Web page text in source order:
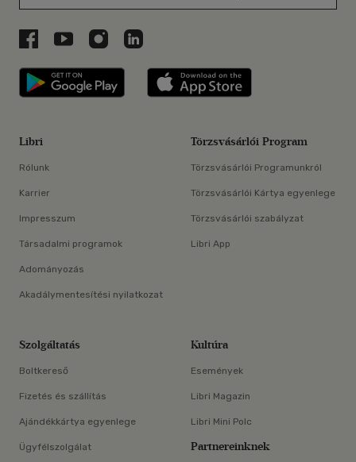
Libri a Facebookon
Libri a Youtube-on
Libri az Instagramon
Libri a LinkedInen
Libri applikáció Szerezd meg: Google
Libri
Rólunk
Karrier
Impresszum
Társadalmi programok
Adományozás
Akadálymentesítési nyilatkozat
Törzsvásárlói Program
Törzsvásárlói Programunkról
Törzsvásárlói Kártya egyenlege
Törzsvásárlói szabályzat
Libri App
Szolgáltatás
Boltkereső
Fizetés és szállítás
Ajándékkártya egyenlege
Ügyfélszolgálat
Kultúra
Események
Libri Magazin
Libri Mini Polc
Partnereinknek